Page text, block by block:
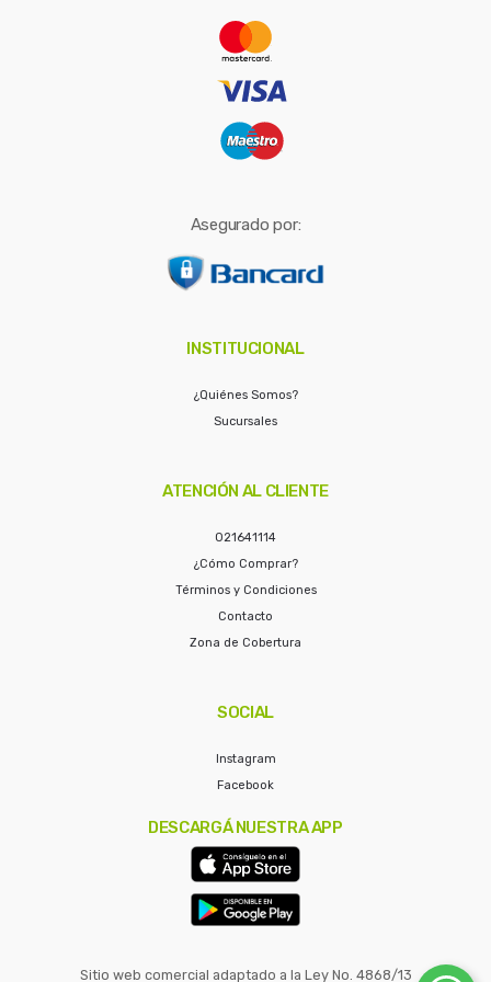
Asegurado por:
INSTITUCIONAL
¿Quiénes Somos?
Sucursales
ATENCIÓN AL CLIENTE
021641114
¿Cómo Comprar?
Términos y Condiciones
Contacto
Zona de Cobertura
SOCIAL
Instagram
Facebook
DESCARGÁ NUESTRA APP
Sitio web comercial adaptado a la Ley No. 4868/13